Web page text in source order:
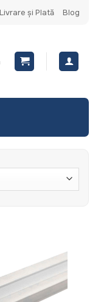
Livrare și Plată Blog